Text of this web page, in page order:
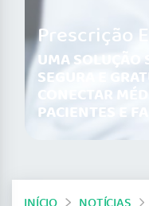
Prescrição
UMA SOLUÇÃO
SEGURA E
CONECTAR
PACIENTES E